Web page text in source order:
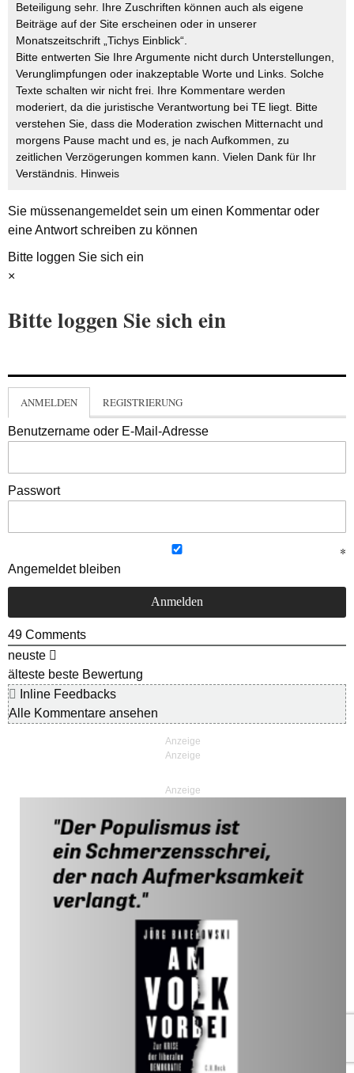
Beteiligung sehr. Ihre Zuschriften können auch als eigene
Beiträge auf der Site erscheinen oder in unserer
Monatszeitschrift „Tichys Einblick“.
Bitte entwerten Sie Ihre Argumente nicht durch Unterstellungen,
Verunglimpfungen oder inakzeptable Worte und Links. Solche
Texte schalten wir nicht frei. Ihre Kommentare werden
moderiert, da die juristische Verantwortung bei TE liegt. Bitte
verstehen Sie, dass die Moderation zwischen Mitternacht und
morgens Pause macht und es, je nach Aufkommen, zu
zeitlichen Verzögerungen kommen kann. Vielen Dank für Ihr
Verständnis. Hinweis
Sie müssenangemeldetsein um einen Kommentar oder
eine Antwort schreiben zu können
Bitte loggen Sie sich ein
×
Bitte loggen Sie sich ein
ANMELDEN REGISTRIERUNG
Benutzername oder E-Mail-Adresse
Passwort
Angemeldet bleiben
49 Comments
neuste
älteste beste Bewertung
Inline Feedbacks
Alle Kommentare ansehen
Anzeige